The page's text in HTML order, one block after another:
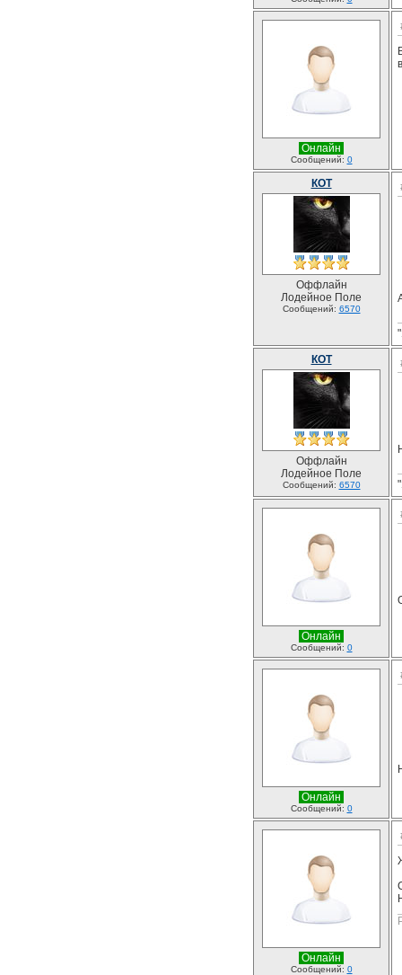
Онлайн
Сообщений: 0
КОТ
Оффлайн
Лодейное Поле
Сообщений: 6570
КОТ
Оффлайн
Лодейное Поле
Сообщений: 6570
Онлайн
Сообщений: 0
Онлайн
Сообщений: 0
Онлайн
Сообщений: 0